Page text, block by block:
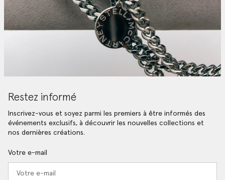
Restez informé
Inscrivez-vous et soyez parmi les premiers à être informés des
événements exclusifs, à découvrir les nouvelles collections et
nos dernières créations.
Votre e-mail